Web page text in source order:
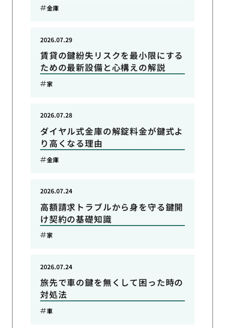
金庫
賃貸の鍵紛失リスクを最小限にする
ための最新設備と心構えの解説
2026.07.29
家
ダイヤル式金庫の解錠料金が鍵式よ
り高くなる理由
2026.07.28
金庫
高額請求トラブルから身を守る鍵開
け契約の基礎知識
2026.07.24
家
旅先で車の鍵を無くして困った時の
対処法
2026.07.24
車